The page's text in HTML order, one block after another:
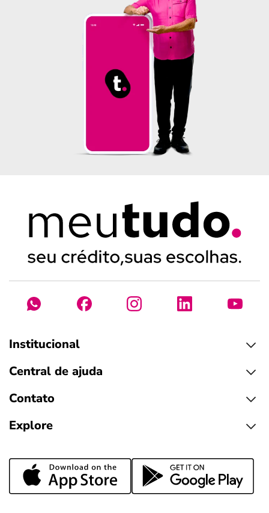
Institucional
Central de ajuda
Contato
Explore